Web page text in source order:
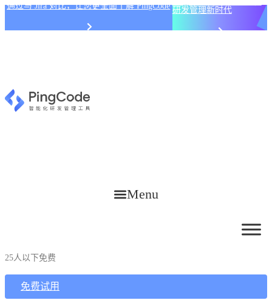
通过与 Jira 对比，让您更全面了解 PingCode 研发管理新时代
Menu
25人以下免费
免费试用